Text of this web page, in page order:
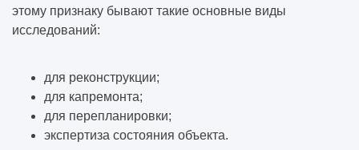
этому признаку бывают такие основные виды
исследований:
для реконструкции;
для капремонта;
для перепланировки;
экспертиза состояния объекта.